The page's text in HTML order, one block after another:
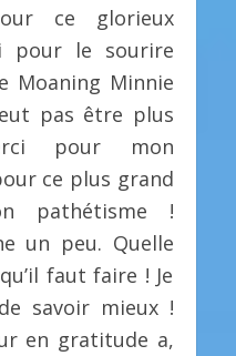
ce glorieux
pour le sourire
Moaning Minnie
pas être plus
pour mon
ce plus grand
pathétisme !
un peu. Quelle
faut faire ! Je
savoir mieux !
en gratitude a,